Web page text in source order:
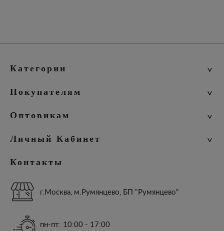
Категории
Новинки
Женская коллекция
Дорожная коллекция
Покупателям
Скидки
Бонусы
Условия соглашения
Оптовикам
Оптовые покупки
Сотрудничество
Личный Кабинет
Личный Кабинет
История заказов
Рассылка
Контакты
г.Москва, м.Румянцево, БП "Румянцево"
пн-пт: 10:00 - 17:00